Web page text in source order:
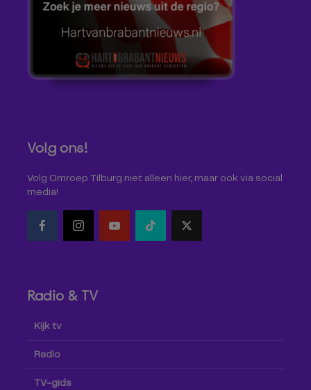
Volg ons!
Volg Omroep Tilburg niet alleen hier, maar ook via social
media!
Radio & TV
Kijk tv
Radio
TV-gids